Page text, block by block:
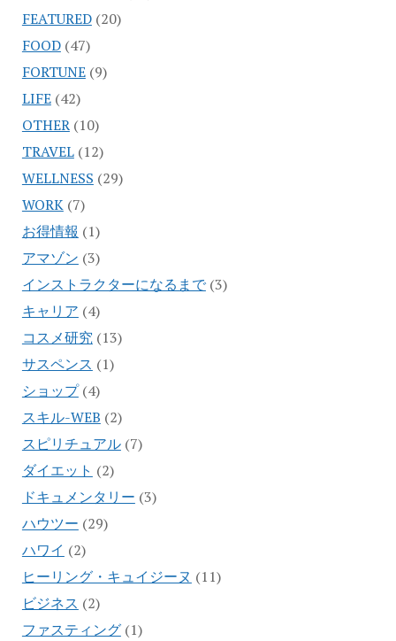
FEATURED(20)
FOOD(47)
FORTUNE(9)
LIFE(42)
OTHER(10)
TRAVEL(12)
WELLNESS (29)
WORK(7)
お得情報 (1)
アマゾン (3)
インストラクターになるまで(3)
キャリア (4)
コスメ研究(13)
サスペンス (1)
ショップ(4)
スキル-WEB (2)
スピリチュアル(7)
ダイエット (2)
ドキュメンタリー (3)
ハウツー (29)
ハワイ (2)
ヒーリング・キュイジーヌ (11)
ビジネス (2)
ファスティング(1)